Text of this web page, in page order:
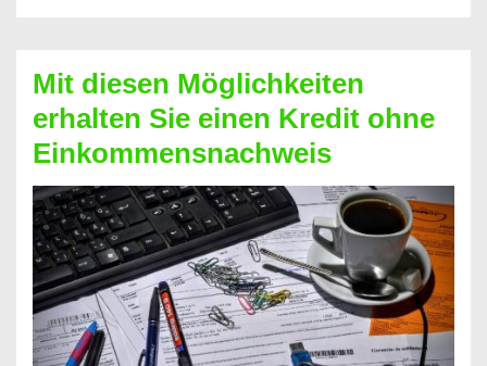
Mit diesen Möglichkeiten
erhalten Sie einen Kredit ohne
Einkommensnachweis